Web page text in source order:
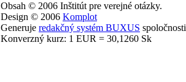
Obsah © 2006 Inštitút pre verejné otázky.
Design © 2006 Komplot
Generuje redakčný systém BUXUS
Konverzný kurz: 1 EUR = 30,1260 Sk